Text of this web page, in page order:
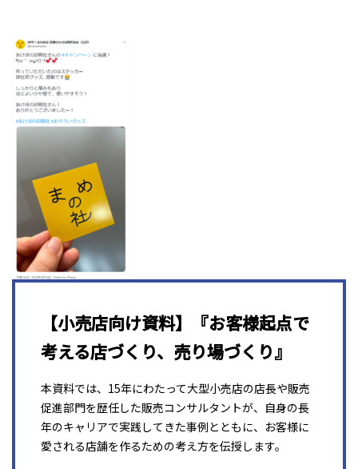
【小売店向け資料】『お客様起点で
考える店づくり、売り場づくり』
本資料では、15年にわたって大型小売店の店長や販売
促進部門を歴任した販売コンサルタントが、自身の長
年のキャリアで実践してきた事例とともに、お客様に
愛される店舗を作るための考え方を伝授します。